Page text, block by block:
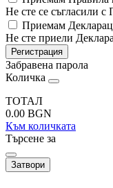
Не сте се съгласили с
Приемам
Не сте приели
Регистрация
Забравена парола
Количка
ТОТАЛ
0.00 BGN
Към количката
Търсене за
Затвори